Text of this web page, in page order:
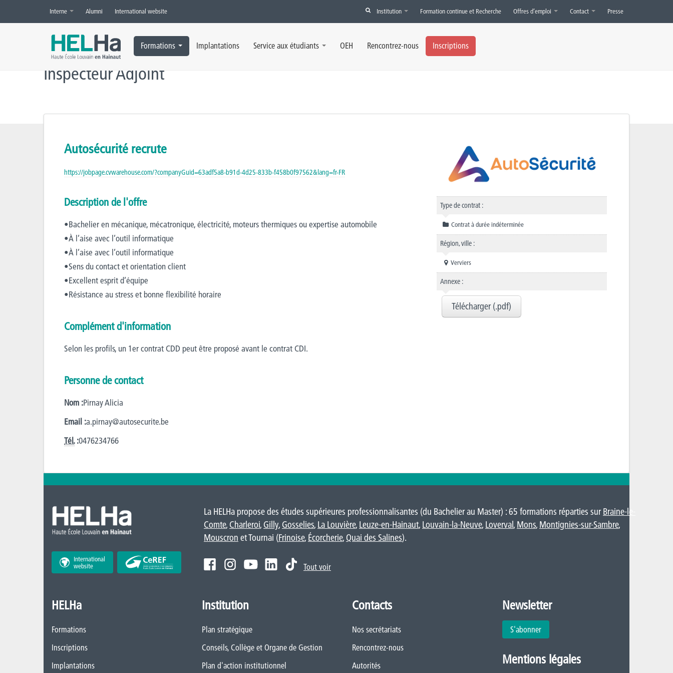
Interne Alumni International website Institution Formation continue et Recherche Offres d’emploi Contact Presse
Formations Implantations Service aux étudiants OEH Rencontrez-nous Inscriptions
Accueil » Offres d’emploi » Inspecteur Adjoint
Inspecteur Adjoint
Autosécurité recrute
https://jobpage.cvwarehouse.com/?companyGuid=63adf5a8-b91d-4d25-833b-f458b0f97562&lang=fr-FR
Description de l'offre
•Bachelier en mécanique, mécatronique, électricité, moteurs thermiques ou expertise automobile
•À l’aise avec l’outil informatique
•À l’aise avec l’outil informatique
•Sens du contact et orientation client
•Excellent esprit d’équipe
•Résistance au stress et bonne flexibilité horaire
Complément d'information
Selon les profils, un 1er contrat CDD peut être proposé avant le contrat CDI.
Personne de contact
Nom :Pirnay Alicia
Email :a.pirnay@autosecurite.be
Tél.:0476234766
Type de contrat :
Contrat à durée indéterminée
Région, ville :
Verviers
Annexe :
Télécharger (.pdf)
International
website
La HELHa propose des études supérieures professionnalisantes (du Bachelier au Master) : 65 formations réparties surBraine-le-
Comte, Charleroi, Gilly, Gosselies, La Louvière, Leuze-en-Hainaut, Louvain-la-Neuve, Loverval, Mons, Montignies-sur-Sambre,
Mouscron et Tournai (Frinoise, Écorcherie, Quai des Salines).
Tout voir
HELHa
Formations
Inscriptions
Implantations
Institution
Plan stratégique
Conseils, Collège et Organe de Gestion
Plan d'action institutionnel
Contacts
Nos secrétariats
Rencontrez-nous
Autorités
Newsletter
S'abonner
Mentions légales